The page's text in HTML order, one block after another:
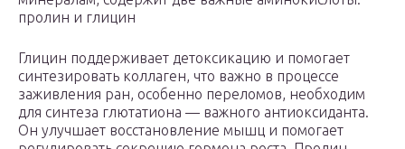
пролин и глицин
Глицин поддерживает детоксикацию и помогает
синтезировать коллаген, что важно в процессе
заживления ран, особенно переломов, необходим
для синтеза глютатиона — важного антиоксиданта.
Он улучшает восстановление мышц и помогает